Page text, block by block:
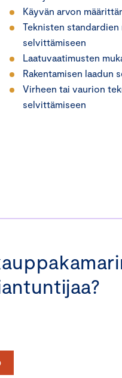
Käyvän arvon
Teknisten standardien
selvittämiseen
Laatuvaatimusten
Rakentamisen laadun
Virheen tai vaurion
selvittämiseen